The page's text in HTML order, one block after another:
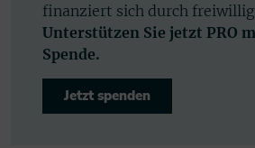
finanziert sich durch
Unterstützen Sie jetzt PRO
Spende.
Jetzt spenden